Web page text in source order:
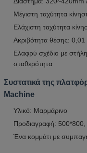
Μέγιστη ταχύτητα
Ελάχιστη ταχύτητα
Ακριβότητα θέσης: 0,01
Ελαφρύ σχέδιο με
σταθερότητα
Συστατικά της
Machine
Υλικό: Μαρμάρινο
Προδιαγραφή:
Ένα κομμάτι με